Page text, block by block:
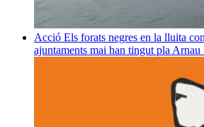
Acció Els forats negres en la lluita
ajuntaments mai han tingut pla Arnau